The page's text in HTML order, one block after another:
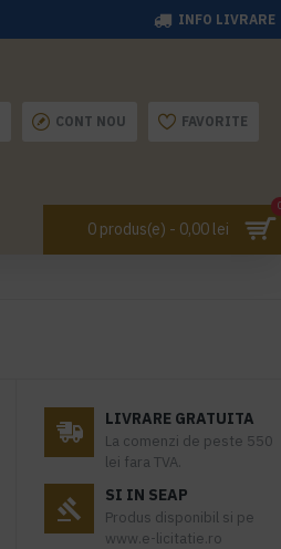
INFO LIVRARE
CONT NOU FAVORITE
0 produs(e) - 0,00 lei
LIVRARE GRATUITA
La comenzi de peste 550
lei fara TVA.
SI IN SEAP
Produs disponibil si pe
www.e-licitatie.ro